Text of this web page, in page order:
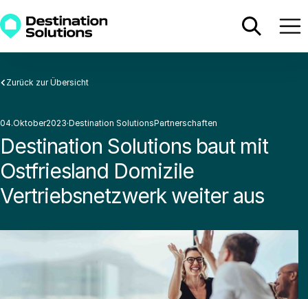
Zurück zur Übersicht
04.Oktober2023·Destination Solutions ·
Partnerschaften
Destination Solutions baut mit
Ostfriesland Domizile
Vertriebsnetzwerk weiter aus